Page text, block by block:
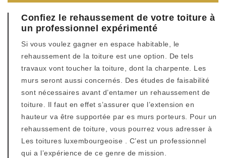
Confiez le rehaussement de votre toiture à
un professionnel expérimenté
Si vous voulez gagner en espace habitable, le
rehaussement de la toiture est une option. De tels
travaux vont toucher la toiture, dont la charpente. Les
murs seront aussi concernés. Des études de faisabilité
sont nécessaires avant d’entamer un rehaussement de
toiture. Il faut en effet s’assurer que l’extension en
hauteur va être supportée par es murs porteurs. Pour un
rehaussement de toiture, vous pourrez vous adresser à
Les toitures luxembourgeoise . C’est un professionnel
qui a l’expérience de ce genre de mission.